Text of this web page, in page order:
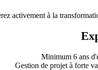
activement à la
Minimum 6 ans
Gestion de projet à forte